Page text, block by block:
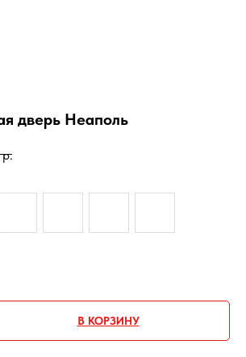
дверь Неаполь
р.
В КОРЗИНУ